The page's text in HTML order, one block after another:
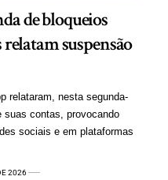
de bloqueios
suspensão
relataram, nesta segunda-
suas contas, provocando
sociais e em plataformas
2026